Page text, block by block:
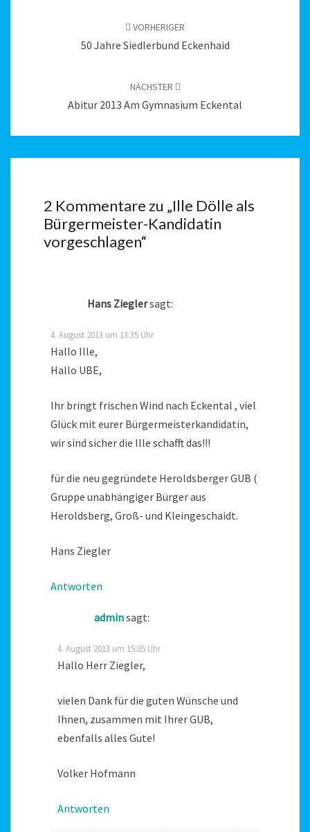
VORHERIGER
50 Jahre Siedlerbund Eckenhaid
NÄCHSTER
Abitur 2013 Am Gymnasium Eckental
2 Kommentare zu „Ille Dölle als
Bürgermeister-Kandidatin
vorgeschlagen“
Hans Zieglersagt:
4. August 2013 um 13:35 Uhr
Hallo Ille,
Hallo UBE,
Ihr bringt frischen Wind nach Eckental , viel
Glück mit eurer Bürgermeisterkandidatin,
wir sind sicher die Ille schafft das!!!
für die neu gegründete Heroldsberger GUB (
Gruppe unabhängiger Bürger aus
Heroldsberg, Groß- und Kleingeschaidt.
Hans Ziegler
Antworten
adminsagt:
4. August 2013 um 15:05 Uhr
Hallo Herr Ziegler,
vielen Dank für die guten Wünsche und
Ihnen, zusammen mit Ihrer GUB,
ebenfalls alles Gute!
Volker Hofmann
Antworten